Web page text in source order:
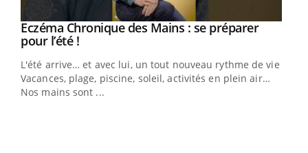
Youtube
Eczéma Chronique des Mains : se préparer
pour l’été !Youtube
L'été arrive… et avec lui, un tout nouveau rythme de vie !
Vacances, plage, piscine, soleil, activités en plein air…
Nos mains sont ...